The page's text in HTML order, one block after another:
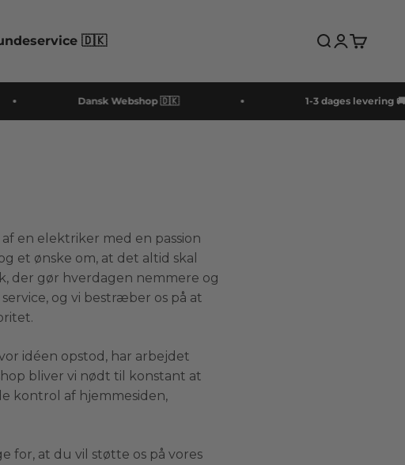
🇩🇰
ÅbnÅbnÅbn
Dansk Webshop 🇩🇰 1-3 dages levering 🚚
en elektriker med en passion
et ønske om, at det altid skal
der gør hverdagen nemmere og
og vi bestræber os på at
idéen opstod, har arbejdet
bliver vi nødt til konstant at
kontrol af hjemmesiden,
for, at du vil støtte os på vores